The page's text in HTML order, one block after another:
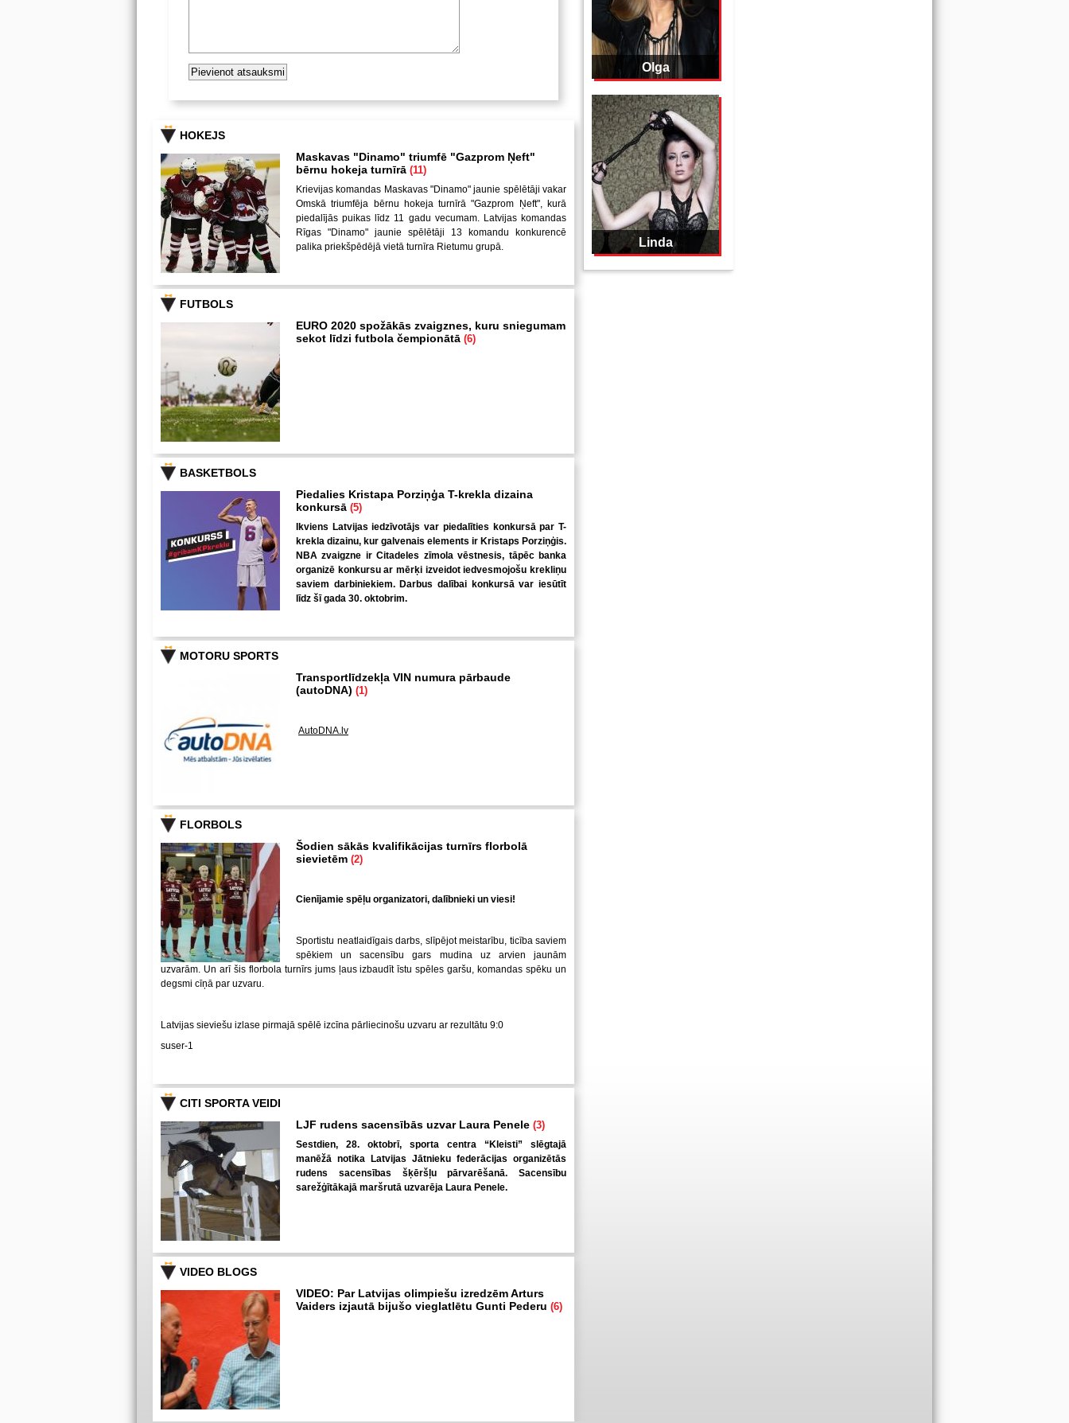
Olga
Linda
HOKEJS
Maskavas "Dinamo" triumfē "Gazprom Ņeft"
bērnu hokeja turnīrā (11)
Krievijas komandas Maskavas "Dinamo" jaunie spēlētāji vakar
Omskā triumfēja bērnu hokeja turnīrā "Gazprom Ņeft", kurā
piedalījās puikas līdz 11 gadu vecumam. Latvijas komandas
Rīgas "Dinamo" jaunie spēlētāji 13 komandu konkurencē
palika priekšpēdējā vietā turnīra Rietumu grupā.
FUTBOLS
EURO 2020 spožākās zvaigznes, kuru sniegumam
sekot līdzi futbola čempionātā (6)
BASKETBOLS
Piedalies Kristapa Porziņģa T-krekla dizaina
konkursā (5)
Ikviens Latvijas iedzīvotājs var piedalīties konkursā par T-
krekla dizainu, kur galvenais elements ir Kristaps Porziņģis.
NBA zvaigzne ir Citadeles zīmola vēstnesis, tāpēc banka
organizē konkursu ar mērķi izveidot iedvesmojošu krekliņu
saviem darbiniekiem. Darbus dalībai konkursā var iesūtīt
līdz šī gada 30. oktobrim.
MOTORU SPORTS
Transportlīdzekļa VIN numura pārbaude
(autoDNA) (1)
AutoDNA.lv
FLORBOLS
Šodien sākās kvalifikācijas turnīrs florbolā
sievietēm (2)
Cienījamie spēļu organizatori, dalībnieki un viesi!
Sportistu neatlaidīgais darbs, slīpējot meistarību, ticība saviem
spēkiem un sacensību gars mudina uz arvien jaunām
uzvarām. Un arī šis florbola turnīrs jums ļaus izbaudīt īstu spēles garšu, komandas spēku un
degsmi cīņā par uzvaru.
Latvijas sieviešu izlase pirmajā spēlē izcīna pārliecinošu uzvaru ar rezultātu 9:0
suser-1
CITI SPORTA VEIDI
LJF rudens sacensībās uzvar Laura Penele (3)
Sestdien, 28. oktobrī, sporta centra “Kleisti” slēgtajā
manēžā notika Latvijas Jātnieku federācijas organizētās
rudens sacensības šķēršļu pārvarēšanā. Sacensību
sarežģītākajā maršrutā uzvarēja Laura Penele.
VIDEO BLOGS
VIDEO: Par Latvijas olimpiešu izredzēm Arturs
Vaiders izjautā bijušo vieglatlētu Gunti Pederu (6)